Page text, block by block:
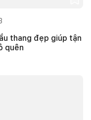
thang đẹp giúp tận
quên